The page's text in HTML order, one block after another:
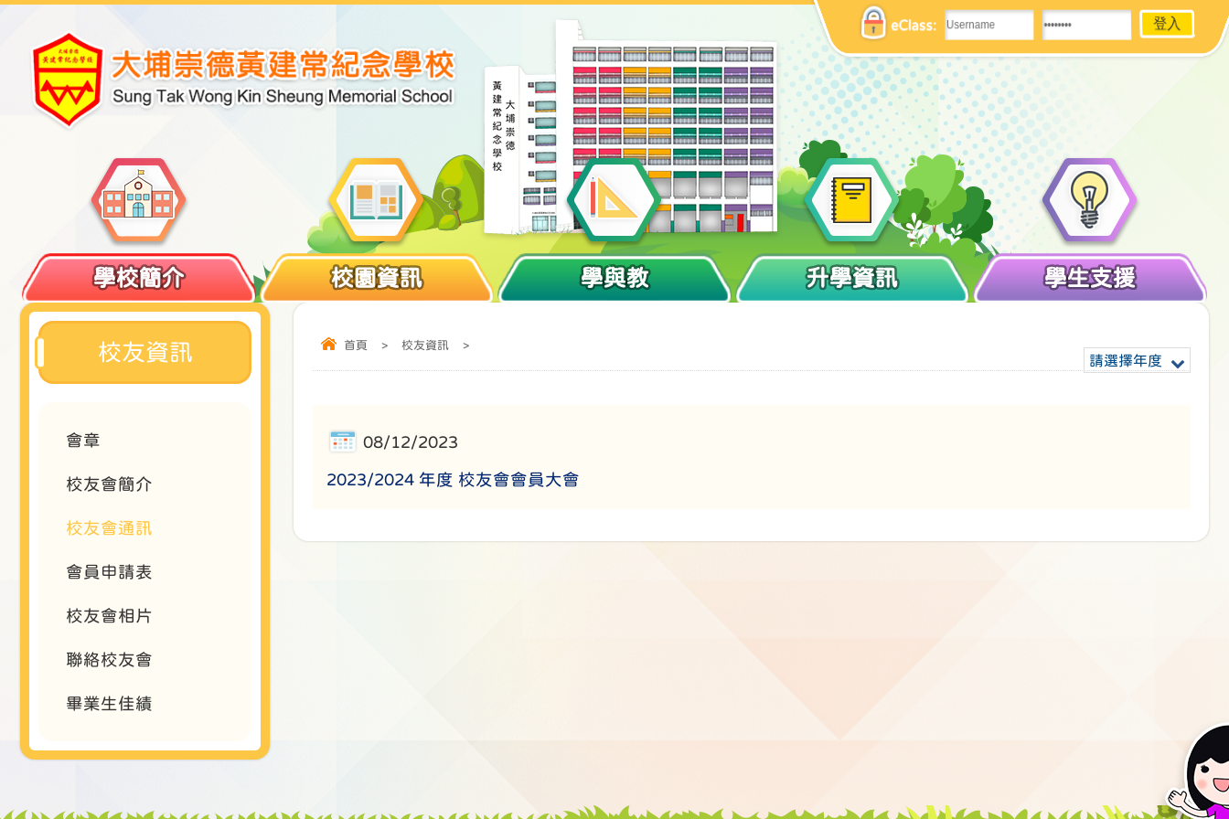
eClass:
學校簡介 校園資訊 學與教 升學資訊 學生支援
首頁 > 校友資訊 >
請選擇年度
08/12/2023
2023/2024 年度 校友會會員大會
校友資訊
會章
校友會簡介
校友會通訊
會員申請表
校友會相片
聯絡校友會
畢業生佳績